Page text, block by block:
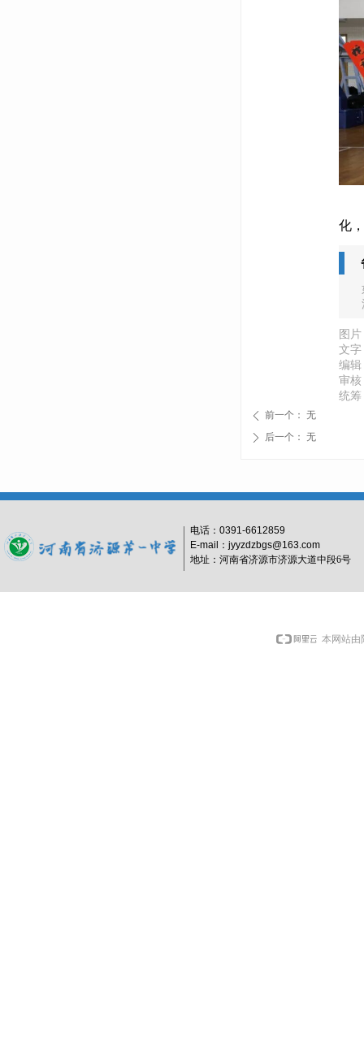
化
图
文
编
审
统
ꄴ 前一个： 无
ꄲ 后一个： 无
电话： 0391-6612859
E-mail：jyyzdzbgs@163.com
地址：河南省济源市济源大道中段6号
本网站由